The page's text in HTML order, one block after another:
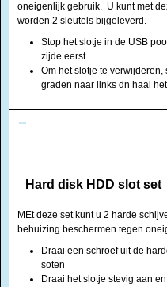
oneigenlijk gebruik. U kunt met
worden 2 sleutels bijgeleverd.
Stop het slotje in de USB
zijde eerst.
Om het slotje te
graden naar links dn haal
Hard disk HDD slot set
MEt deze set kunt u 2 harde
behuizing beschermen tegen
Draai een schroef uit de
soten
Draai het slotje stevig aan